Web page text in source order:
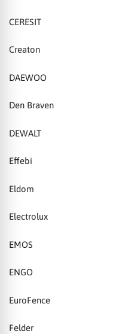
CERESIT
Creaton
DAEWOO
Den Braven
DEWALT
Effebi
Eldom
Electrolux
EMOS
ENGO
EuroFence
Felder